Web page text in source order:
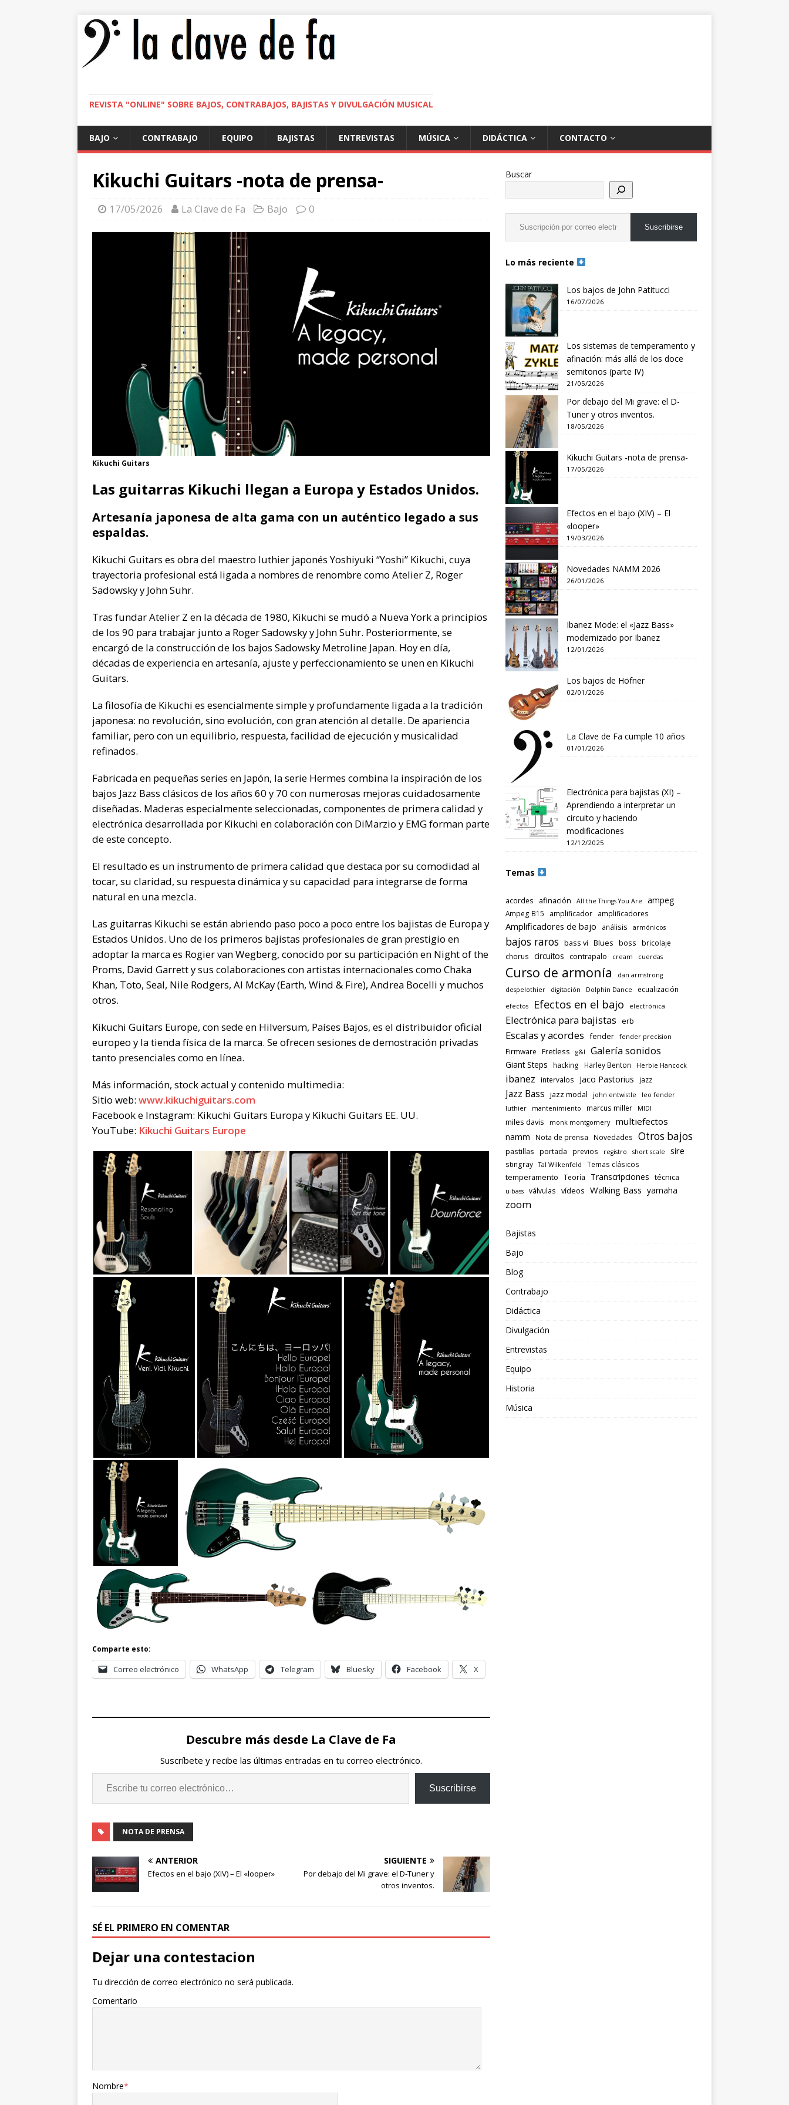
REVISTA "ONLINE" SOBRE BAJOS, CONTRABAJOS, BAJISTAS Y DIVULGACIÓN MUSICAL
BAJO CONTRABAJO EQUIPO BAJISTAS ENTREVISTAS MÚSICA DIDÁCTICA CONTACTO
Kikuchi Guitars -nota de prensa-
17/05/2026 La Clave de Fa Bajo 0
Kikuchi Guitars
Las guitarras Kikuchi llegan a Europa y Estados Unidos.
Artesanía japonesa de alta gama con un auténtico legado a sus
espaldas.
Kikuchi Guitars es obra del maestro luthier japonés Yoshiyuki “Yoshi” Kikuchi, cuya
trayectoria profesional está ligada a nombres de renombre como Atelier Z, Roger
Sadowsky y John Suhr.
Tras fundar Atelier Z en la década de 1980, Kikuchi se mudó a Nueva York a principios
de los 90 para trabajar junto a Roger Sadowsky y John Suhr. Posteriormente, se
encargó de la construcción de los bajos Sadowsky Metroline Japan. Hoy en día,
décadas de experiencia en artesanía, ajuste y perfeccionamiento se unen en Kikuchi
Guitars.
La filosofía de Kikuchi es esencialmente simple y profundamente ligada a la tradición
japonesa: no revolución, sino evolución, con gran atención al detalle. De apariencia
familiar, pero con un equilibrio, respuesta, facilidad de ejecución y musicalidad
refinados.
Fabricada en pequeñas series en Japón, la serie Hermes combina la inspiración de los
bajos Jazz Bass clásicos de los años 60 y 70 con numerosas mejoras cuidadosamente
diseñadas. Maderas especialmente seleccionadas, componentes de primera calidad y
electrónica desarrollada por Kikuchi en colaboración con DiMarzio y EMG forman parte
de este concepto.
El resultado es un instrumento de primera calidad que destaca por su comodidad al
tocar, su claridad, su respuesta dinámica y su capacidad para integrarse de forma
natural en una mezcla.
Las guitarras Kikuchi se están abriendo paso poco a poco entre los bajistas de Europa y
Estados Unidos. Uno de los primeros bajistas profesionales de gran prestigio en
adoptar la marca es Rogier van Wegberg, conocido por su participación en Night of the
Proms, David Garrett y sus colaboraciones con artistas internacionales como Chaka
Khan, Toto, Seal, Nile Rodgers, Al McKay (Earth, Wind & Fire), Andrea Bocelli y muchos
otros.
Kikuchi Guitars Europe, con sede en Hilversum, Países Bajos, es el distribuidor oficial
europeo y la tienda física de la marca. Se ofrecen sesiones de demostración privadas
tanto presenciales como en línea.
Más información, stock actual y contenido multimedia:
Sitio web: www.kikuchiguitars.com
Facebook e Instagram: Kikuchi Guitars Europa y Kikuchi Guitars EE. UU.
YouTube: Kikuchi Guitars Europe
Comparte esto:
Correo electrónico WhatsApp Telegram Bluesky Facebook X
Descubre más desde La Clave de Fa
Suscríbete y recibe las últimas entradas en tu correo electrónico.
Suscribirse
NOTA DE PRENSA
ANTERIOR
Efectos en el bajo (XIV) – El «looper»
SIGUIENTE
Por debajo del Mi grave: el D-Tuner y
otros inventos.
SÉ EL PRIMERO EN COMENTAR
Dejar una contestacion
Tu dirección de correo electrónico no será publicada.
Comentario
Nombre*
Buscar
Suscribirse
Lo más reciente
Los bajos de John Patitucci
16/07/2026
Los sistemas de temperamento y
afinación: más allá de los doce
semitonos (parte IV)
21/05/2026
Por debajo del Mi grave: el D-
Tuner y otros inventos.
18/05/2026
Kikuchi Guitars -nota de prensa-
17/05/2026
Efectos en el bajo (XIV) – El
«looper»
19/03/2026
Novedades NAMM 2026
26/01/2026
Ibanez Mode: el «Jazz Bass»
modernizado por Ibanez
12/01/2026
Los bajos de Höfner
02/01/2026
La Clave de Fa cumple 10 años
01/01/2026
Electrónica para bajistas (XI) –
Aprendiendo a interpretar un
circuito y haciendo
modificaciones
12/12/2025
Temas
acordes afinación All the Things You Are ampeg
Ampeg B15 amplificador amplificadores
Amplificadores de bajo análisis armónicos
bajos raros bass vi Blues boss
bricolaje
chorus
circuitos contrapalo cream cuerdas
Curso de armonía
dan armstrong
despelothier
digitación Dolphin Dance ecualización
efectos Efectos en el bajo electrónica
Electrónica para bajistas erb
Escalas y acordes fender fender precision
Firmware Fretless g&l Galería sonidos
Giant Steps hacking Harley Benton Herbie Hancock
ibanez intervalos Jaco Pastorius jazz
Jazz Bass jazz modal john entwistle
leo fender
luthier
mantenimiento marcus miller MIDI
miles davis monk montgomery multiefectos
namm Nota de prensa Novedades Otros bajos
pastillas portada previos registro short scale sire
stingray Tal Wilkenfeld Temas clásicos
temperamento Teoría Transcripciones técnica
u-bass válvulas vídeos Walking Bass yamaha
zoom
Bajistas
Bajo
Blog
Contrabajo
Didáctica
Divulgación
Entrevistas
Equipo
Historia
Música